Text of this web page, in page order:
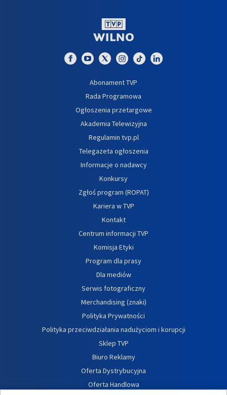
Abonament TVP
Rada Programowa
Ogłoszenia przetargowe
Akademia Telewizyjna
Regulamin tvp.pl
Telegazeta ogłoszenia
Informacje o nadawcy
Konkursy
Zgłoś program (ROPAT)
Kariera w TVP
Kontakt
Centrum informacji TVP
Komisja Etyki
Program dla prasy
Dla mediów
Serwis fotograficzny
Merchandising (znaki)
Polityka Prywatności
Polityka przeciwdziałania nadużyciom i korupcji
Sklep TVP
Biuro Reklamy
Oferta Dystrybucyjna
Oferta Handlowa